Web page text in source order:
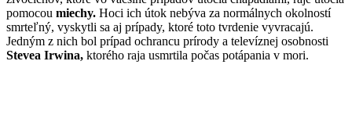
pomocou miechy. Hoci ich útok nebýva za normálnych okolností
smrteľný, vyskytli sa aj prípady, ktoré toto tvrdenie vyvracajú.
Jedným z nich bol prípad ochrancu prírody a televíznej osobnosti
Stevea Irwina, ktorého raja usmrtila počas potápania v mori.